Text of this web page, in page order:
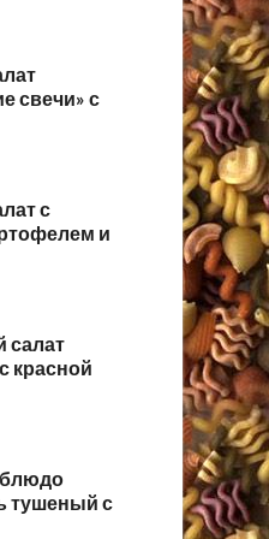
свечи» с
с
и
салат
красной
тушеный с